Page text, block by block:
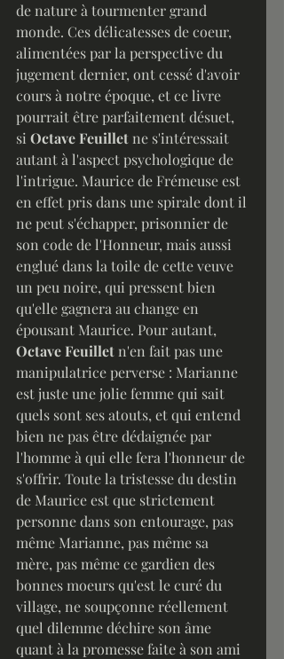
de nature à tourmenter grand
monde. Ces délicatesses de coeur,
alimentées par la perspective du
jugement dernier, ont cessé d'avoir
cours à notre époque, et ce livre
pourrait être parfaitement désuet,
si Octave Feuillet ne s'intéressait
autant à l'aspect psychologique de
l'intrigue. Maurice de Frémeuse est
en effet pris dans une spirale dont il
ne peut s'échapper, prisonnier de
son code de l'Honneur, mais aussi
englué dans la toile de cette veuve
un peu noire, qui pressent bien
qu'elle gagnera au change en
épousant Maurice. Pour autant,
Octave Feuillet n'en fait pas une
manipulatrice perverse : Marianne
est juste une jolie femme qui sait
quels sont ses atouts, et qui entend
bien ne pas être dédaignée par
l'homme à qui elle fera l'honneur de
s'offrir. Toute la tristesse du destin
de Maurice est que strictement
personne dans son entourage, pas
même Marianne, pas même sa
mère, pas même ce gardien des
bonnes moeurs qu'est le curé du
village, ne soupçonne réellement
quel dilemme déchire son âme
quant à la promesse faite à son ami